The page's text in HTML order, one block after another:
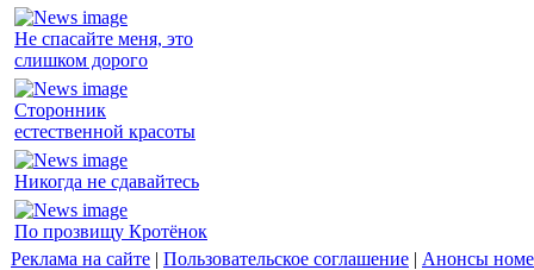
Не спасайте меня, это
слишком дорого
Сторонник
естественной красоты
Никогда не сдавайтесь
По прозвищу Кротёнок
Реклама на сайте | Пользовательское соглашение | Анонсы